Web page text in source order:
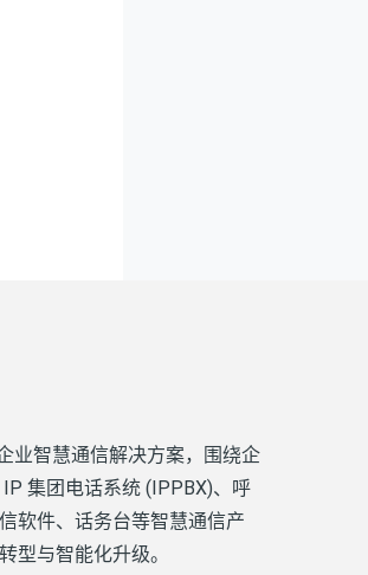
业智慧通信解决方案，围绕企
集团电话系统 (IPPBX)、呼
软件、话务台等智慧通信产
型与智能化升级。